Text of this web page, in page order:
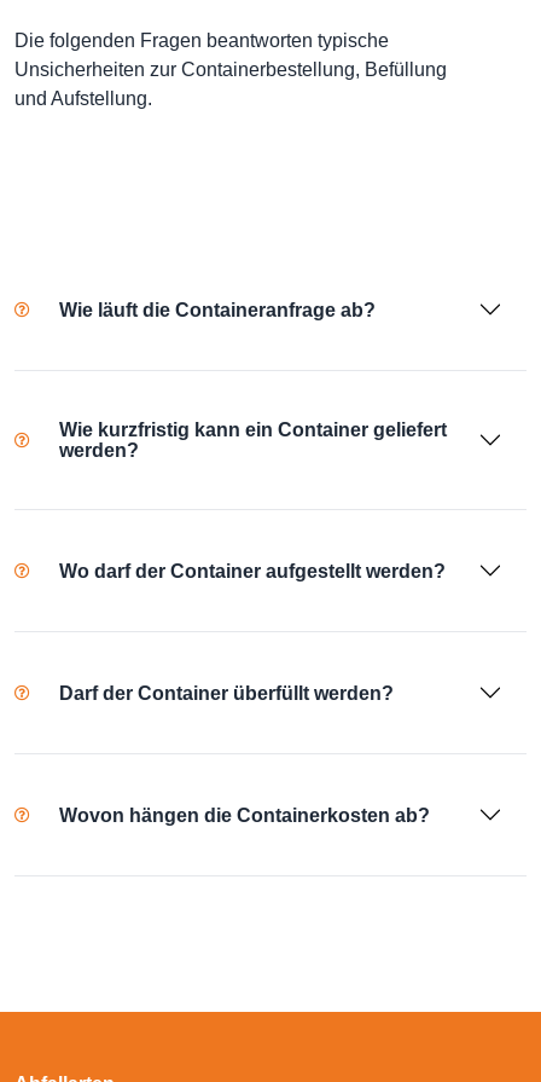
Die folgenden Fragen beantworten typische
Unsicherheiten zur Containerbestellung, Befüllung
und Aufstellung.
Wie läuft die Containeranfrage ab?
Wie kurzfristig kann ein Container geliefert
werden?
Wo darf der Container aufgestellt werden?
Darf der Container überfüllt werden?
Wovon hängen die Containerkosten ab?